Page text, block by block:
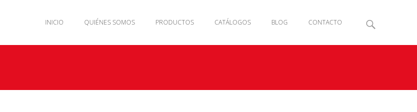
INICIO QUIÉNES SOMOS PRODUCTOS CATÁLOGOS BLOG CONTACTO